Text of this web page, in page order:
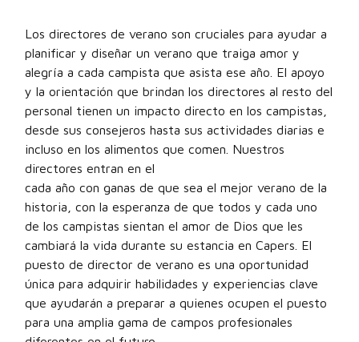
Los directores de verano son cruciales para ayudar a
planificar y diseñar un verano que traiga amor y
alegría a cada campista que asista ese año. El apoyo
y la orientación que brindan los directores al resto del
personal tienen un impacto directo en los campistas,
desde sus consejeros hasta sus actividades diarias e
incluso en los alimentos que comen. Nuestros
directores entran en el
cada año con ganas de que sea el mejor verano de la
historia, con la esperanza de que todos y cada uno
de los campistas sientan el amor de Dios que les
cambiará la vida durante su estancia en Capers. El
puesto de director de verano es una oportunidad
única para adquirir habilidades y experiencias clave
que ayudarán a preparar a quienes ocupen el puesto
para una amplia gama de campos profesionales